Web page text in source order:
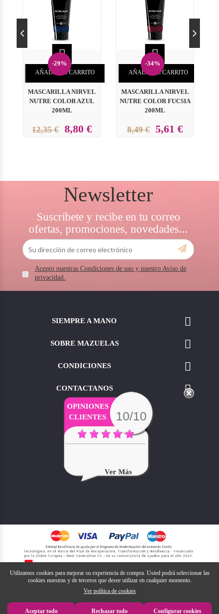
-29%

AÑADIR AL CARRITO
MASCARILLA NIRVEL
NUTRE COLOR AZUL
200ML
12,35 € 8,80 €
-34%

AÑADIR AL CARRITO
MASCARILLA NIRVEL
NUTRE COLOR FUCSIA
200ML
8,49 € 5,61 €
Newsletter
Suscríbete y recibe en tu correo
ofertas, promociones, novedades...
Acepto nuestras Condiciones de uso y nuestro Aviso de
privacidad.
SIEMPRE A MANO 
SOBRE MAZUELAS 
CONDICIONES 
CONTACTANOS 
OPINIONES
CLIENTES
10/10
Ver Más
Utilizamos cookies para mejorar su experiencia de compra. Usted podrá seleccionar las
cookies nuestras y de terceros que desee utilizar en cualquier momento.
Ver política de cookies
Aceptar todo Rechazar todo Configurar cookies